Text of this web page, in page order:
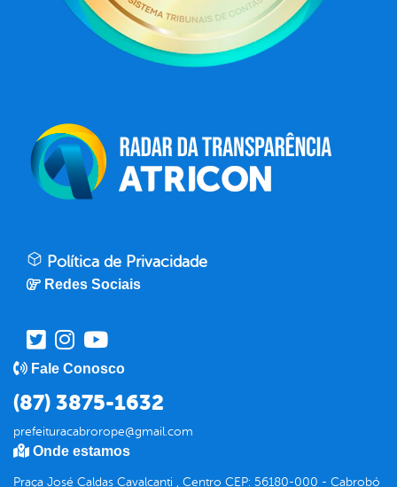
Política de Privacidade
Redes Sociais
Fale Conosco
(87) 3875-1632
prefeituracabrorope@gmail.com
Onde estamos
Praça José Caldas Cavalcanti , Centro CEP: 56180-000 - Cabrobó